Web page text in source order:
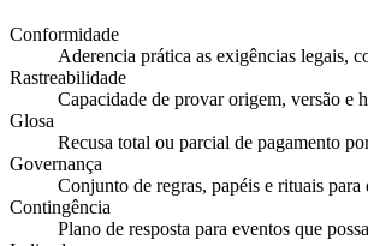
Conformidade
Aderencia prática as exigências legais,
Rastreabilidade
Capacidade de provar origem, versão e
Glosa
Recusa total ou parcial de pagamento
Governança
Conjunto de regras, papéis e rituais
Contingência
Plano de resposta para eventos que